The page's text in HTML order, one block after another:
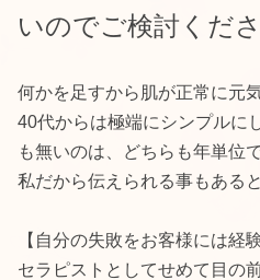
いのでご検討くだ
何かを足すから肌が正常に元
40代からは極端にシンプルに
も無いのは、どちらも年単位
私だから伝えられる事もある
【自分の失敗をお客様には経
セラピストとしてせめて目の